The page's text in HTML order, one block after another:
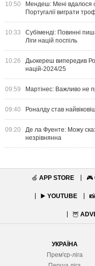
10:50
Мендеш: Мені вдалося
Португалії виграти
10:33
Субіменді: Повинні
Ліги націй поспіль
10:26
Дьокереш випередив
націй-2024/25
09:59 Мартінес: Важливо не
09:40 Роналду став
09:20
Де ла Фуенте: Можу
незрівнянна
🍏 APP STORE 🎮
▶️ YOUTUBE 📸
🦉
УКРАЇНА
Прем'єр-ліга